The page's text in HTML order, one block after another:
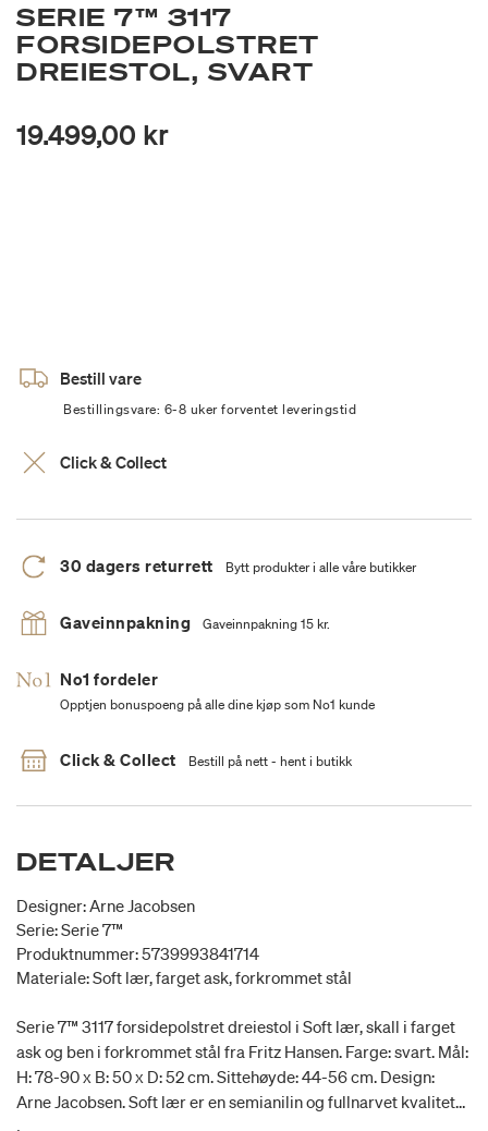
SERIE 7™ 3117
FORSIDEPOLSTRET
DREIESTOL, SVART
19.499,00 kr
Bestill vare
Bestillingsvare: 6-8 uker forventet leveringstid
Click & Collect
30 dagers returrett Bytt produkter i alle våre butikker
Gaveinnpakning Gaveinnpakning 15 kr.
No1 fordeler
Opptjen bonuspoeng på alle dine kjøp som No1 kunde
Click & Collect Bestill på nett - hent i butikk
DETALJER
Designer: Arne Jacobsen
Serie: Serie 7™
Produktnummer: 5739993841714
Materiale: Soft lær, farget ask, forkrommet stål
Serie 7™ 3117 forsidepolstret dreiestol i Soft lær, skall i farget
ask og ben i forkrommet stål fra Fritz Hansen. Farge: svart. Mål:
H: 78-90 x B: 50 x D: 52 cm. Sittehøyde: 44-56 cm. Design:
Arne Jacobsen. Soft lær er en semianilin og fullnarvet kvalitet